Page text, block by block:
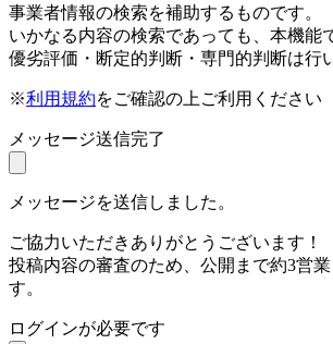
事業者情報の検索を補助するものです。
いかなる内容の検索であっても、本機能
優劣評価・断定的判断・専門的判断は行
※利用規約をご確認の上ご利用ください
メッセージ送信完了
メッセージを送信しました。
ご協力いただきありがとうございます！
投稿内容の審査のため、公開まで約3営
す。
ログインが必要です